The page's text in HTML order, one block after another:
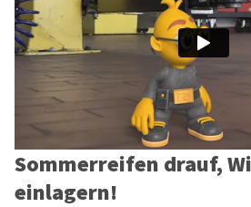
Sommerreifen drauf,
einlagern!